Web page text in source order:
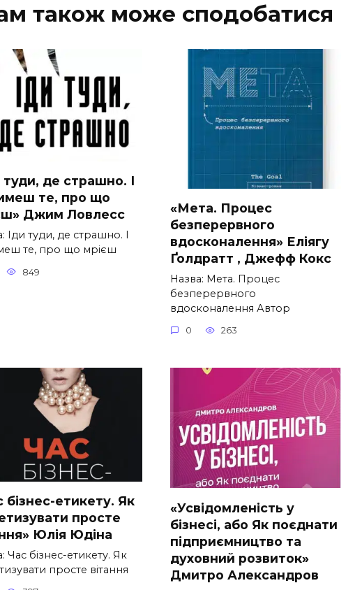
також може сподобатися
туди, де страшно. І
те, про що
Джим Ловлесс
Іди туди, де страшно. І
те, про що мрієш
849
«Мета. Процес
безперервного
вдосконалення» Еліягу
Ґолдратт , Джефф Кокс
Назва: Мета. Процес
безперервного
вдосконалення Автор
0 263
бізнес-етикету. Як
просте
Юлія Юдіна
Час бізнес-етикету. Як
просте вітання
«Усвідомленість у
бізнесі, або Як поєднати
підприємництво та
духовний розвиток»
Дмитро Александров